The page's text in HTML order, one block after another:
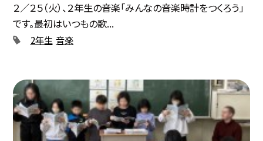
２／２５（火）、２年生の音楽「みんなの音楽時計をつくろう」
です。最初はいつもの歌...
2年生 音楽